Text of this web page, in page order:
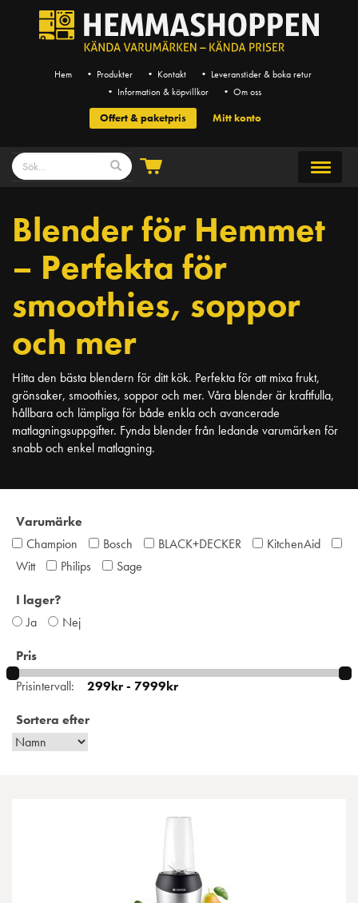
Hem • Produkter • Kontakt
• Leveranstider & boka retur
• Information & köpvillkor
• Om oss
Offert & paketpris Mitt konto
Blender för Hemmet
– Perfekta för
smoothies, soppor
och mer
Hitta den bästa blendern för ditt kök. Perfekta för att mixa frukt,
grönsaker, smoothies, soppor och mer. Våra blender är kraftfulla,
hållbara och lämpliga för både enkla och avancerade
matlagningsuppgifter. Fynda blender från ledande varumärken för
snabb och enkel matlagning.
Varumärke
Champion
Bosch BLACK+DECKER
KitchenAid
Witt
Philips
Sage
I lager?
Ja
Nej
Pris
Prisintervall:
Sortera efter